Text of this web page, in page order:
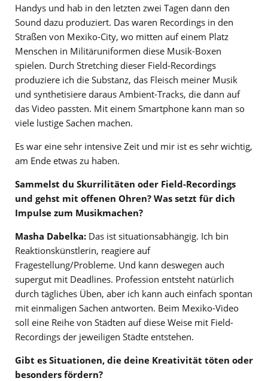
Handys und hab in den letzten zwei Tagen dann den
Sound dazu produziert. Das waren Recordings in den
Straßen von Mexiko-City, wo mitten auf einem Platz
Menschen in Militäruniformen diese Musik-Boxen
spielen. Durch Stretching dieser Field-Recordings
produziere ich die Substanz, das Fleisch meiner Musik
und synthetisiere daraus Ambient-Tracks, die dann auf
das Video passten. Mit einem Smartphone kann man so
viele lustige Sachen machen.
Es war eine sehr intensive Zeit und mir ist es sehr wichtig,
am Ende etwas zu haben.
Sammelst du Skurrilitäten oder Field-Recordings
und gehst mit offenen Ohren? Was setzt für dich
Impulse zum Musikmachen?
Masha Dabelka: Das ist situationsabhängig. Ich bin
Reaktionskünstlerin, reagiere auf
Fragestellung/Probleme. Und kann deswegen auch
supergut mit Deadlines. Profession entsteht natürlich
durch tägliches Üben, aber ich kann auch einfach spontan
mit einmaligen Sachen antworten. Beim Mexiko-Video
soll eine Reihe von Städten auf diese Weise mit Field-
Recordings der jeweiligen Städte entstehen.
Gibt es Situationen, die deine Kreativität töten oder
besonders fördern?